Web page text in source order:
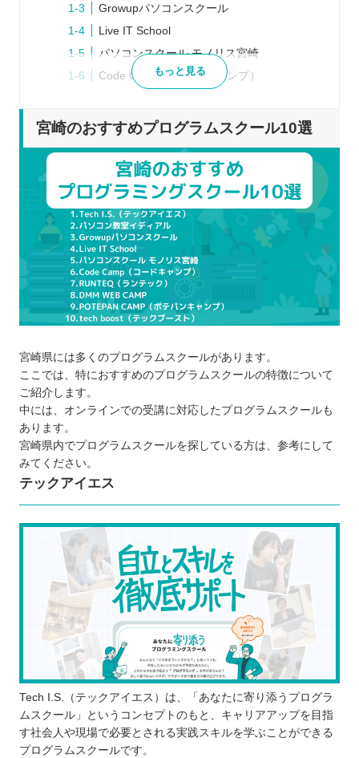
Growupパソコンスクール
Live IT School
パソコンスクール モノリス宮崎
Code Camp（コードキャンプ）
DMM WEB CAMP
tech boost（テックブースト）
プログラムスクールを選ぶポイント
学習のゴールをどこに見据えるか
学びたいプログラム言語を習得できるか
受講形式はオンラインと通学のどちらか
卒業後のキャリアサポートも用意されてい
るか
料金は自分に合っているか
カリキュラムに沿って効率良く学べる
ポートフォリオも制作できる
プログラムスクールで学ぶ際の注意点
将来のなりたい姿や目的をはっきりさせて
おく
最後まで学び続けられるスクールを選ぶ
無料のカウンセリングや体験レッスンに参
もっと見る
宮崎のおすすめプログラムスクール10選
宮崎県には多くのプログラムスクールがあります。
ここでは、特におすすめのプログラムスクールの特徴について
ご紹介します。
中には、オンラインでの受講に対応したプログラムスクールも
あります。
宮崎県内でプログラムスクールを探している方は、参考にして
みてください。
テックアイエス
Tech I.S.（テックアイエス）は、「あなたに寄り添うプログラ
ムスクール」というコンセプトのもと、キャリアアップを目指
す社会人や現場で必要とされる実践スキルを学ぶことができる
プログラムスクールです。